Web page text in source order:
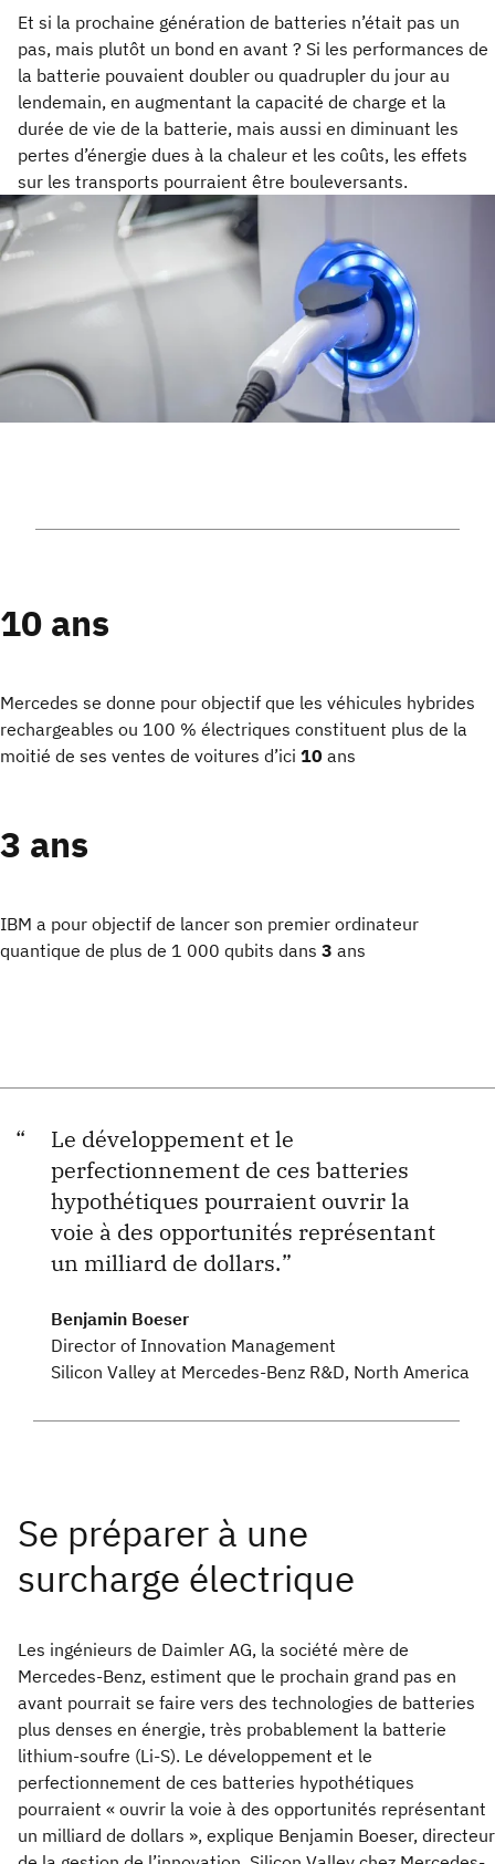
Et si la prochaine génération de batteries n’était pas un
pas, mais plutôt un bond en avant ? Si les performances de
la batterie pouvaient doubler ou quadrupler du jour au
lendemain, en augmentant la capacité de charge et la
durée de vie de la batterie, mais aussi en diminuant les
pertes d’énergie dues à la chaleur et les coûts, les effets
sur les transports pourraient être bouleversants.
10 ans
Mercedes se donne pour objectif que les véhicules hybrides
rechargeables ou 100 % électriques constituent plus de la
moitié de ses ventes de voitures d’ici 10 ans
3 ans
IBM a pour objectif de lancer son premier ordinateur
quantique de plus de 1 000 qubits dans 3 ans
Le développement et le
perfectionnement de ces batteries
hypothétiques pourraient ouvrir la
voie à des opportunités représentant
un milliard de dollars.
Benjamin Boeser
Director of Innovation Management
Silicon Valley at Mercedes-Benz R&D, North America
Les ingénieurs de Daimler AG, la société mère de
Mercedes-Benz, estiment que le prochain grand pas en
avant pourrait se faire vers des technologies de batteries
plus denses en énergie, très probablement la batterie
lithium-soufre (Li-S). Le développement et le
perfectionnement de ces batteries hypothétiques
pourraient « ouvrir la voie à des opportunités représentant
un milliard de dollars », explique Benjamin Boeser, directeur